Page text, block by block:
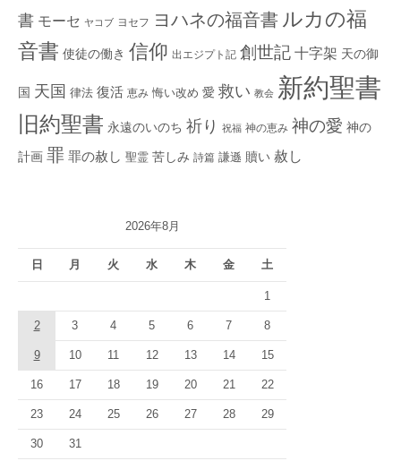
書 モーセ ヤコブ ヨセフ ヨハネの福音書 ルカの福
音書 使徒の働き 信仰 出エジプト記 創世記 十字架 天の御
国 天国 律法 復活 恵み 悔い改め 愛 救い 教会 新約聖書
旧約聖書 永遠のいのち 祈り 祝福 神の恵み 神の愛 神の
計画 罪 罪の赦し 聖霊 苦しみ 詩篇 謙遜 贖い 赦し
2026年8月
日 月 火 水 木 金 土
1
2 3 4 5 6 7 8
9 10 11 12 13 14 15
16 17 18 19 20 21 22
23 24 25 26 27 28 29
30 31